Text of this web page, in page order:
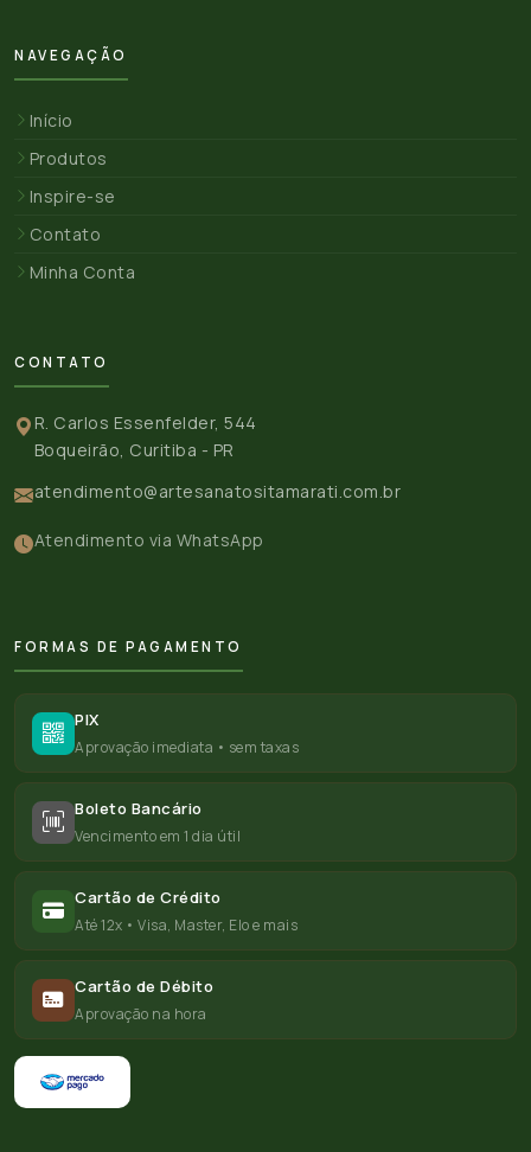
NAVEGAÇÃO
Início
Produtos
Inspire-se
Contato
Minha Conta
CONTATO
R. Carlos Essenfelder, 544
Boqueirão, Curitiba - PR
atendimento@artesanatositamarati.com.br
Atendimento via WhatsApp
FORMAS DE PAGAMENTO
PIX
Aprovação imediata • sem taxas
Boleto Bancário
Vencimento em 1 dia útil
Cartão de Crédito
Até 12x • Visa, Master, Elo e mais
Cartão de Débito
Aprovação na hora